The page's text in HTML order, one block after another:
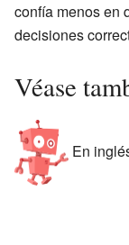
confía menos en
decisiones
Véase
En